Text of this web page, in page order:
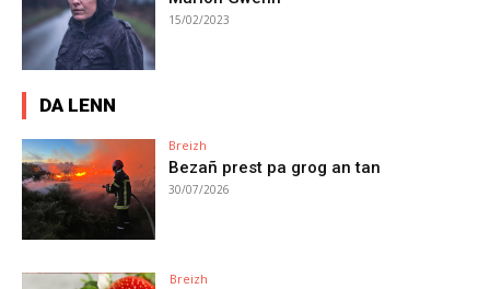
15/02/2023
DA LENN
Breizh
Bezañ prest pa grog an tan
30/07/2026
Breizh